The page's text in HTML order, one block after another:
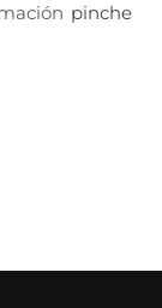
pinche